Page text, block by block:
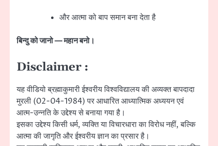
और आत्मा को बाप समान बना देता है
बिन्दु को जानो — महान बनो।
Disclaimer :
यह वीडियो ब्रह्माकुमारी ईश्वरीय विश्वविद्यालय की अव्यक्त बापदादा
मुरली (02-04-1984) पर आधारित आध्यात्मिक अध्ययन एवं
आत्म-उन्नति के उद्देश्य से बनाया गया है।
इसका उद्देश्य किसी धर्म, व्यक्ति या विचारधारा का विरोध नहीं, बल्कि
आत्मा की जागृति और ईश्वरीय ज्ञान का प्रसार है।